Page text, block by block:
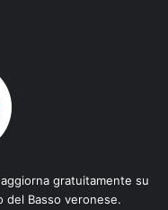
gratuitamente su
Basso veronese.